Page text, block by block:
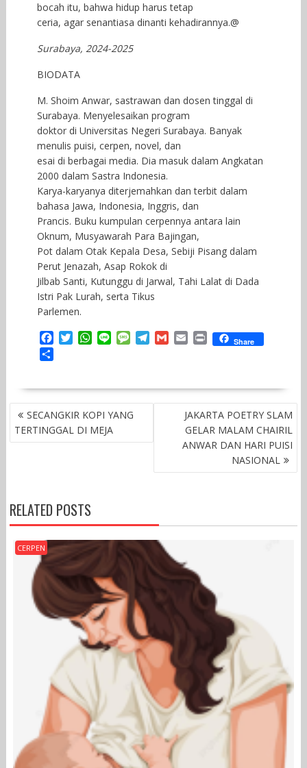
bocah itu, bahwa hidup harus tetap
ceria, agar senantiasa dinanti kehadirannya.@
Surabaya, 2024-2025
BIODATA
M. Shoim Anwar, sastrawan dan dosen tinggal di
Surabaya. Menyelesaikan program
doktor di Universitas Negeri Surabaya. Banyak
menulis puisi, cerpen, novel, dan
esai di berbagai media. Dia masuk dalam Angkatan
2000 dalam Sastra Indonesia.
Karya-karyanya diterjemahkan dan terbit dalam
bahasa Jawa, Indonesia, Inggris, dan
Prancis. Buku kumpulan cerpennya antara lain
Oknum, Musyawarah Para Bajingan,
Pot dalam Otak Kepala Desa, Sebiji Pisang dalam
Perut Jenazah, Asap Rokok di
Jilbab Santi, Kutunggu di Jarwal, Tahi Lalat di Dada
Istri Pak Lurah, serta Tikus
Parlemen.
a
c
b
o
o
k
t
e
r
W
s
A
p
p
M
a
g
e
g
r
l
l
P
t
Share
r
e
POST
NAVIGATION
SECANGKIR KOPI YANG
TERTINGGAL DI MEJA
JAKARTA POETRY SLAM
GELAR MALAM CHAIRIL
ANWAR DAN HARI PUISI
NASIONAL
RELATED POSTS
CERPEN